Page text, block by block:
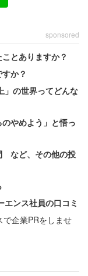
学歴でマウン
父は同志社
わ」
歴を使ってマウ
れる。終いには
てことを自慢し
で相撲を取る人
逆”学歴マウ
sponsored
とありますか？
か？
」の世界ってどんな
やめよう」と悟っ
など、その他の投
ンス社員の口コミ
で企業PRをしませ